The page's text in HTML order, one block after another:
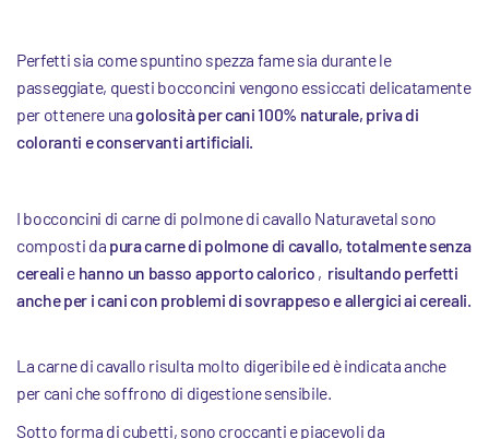
Perfetti sia come spuntino spezza fame sia durante le
passeggiate, questi bocconcini vengono essiccati delicatamente
per ottenere unagolosità per cani 100% naturale, priva di
coloranti e conservanti artificiali.
I bocconcini di carne di polmone di cavallo Naturavetal sono
composti da pura carne di polmone di cavallo, totalmente senza
cereali e hanno un basso apporto calorico , risultando perfetti
anche per i cani con problemi di sovrappeso e allergici ai cereali.
La carne di cavallo risulta molto digeribile ed è indicata anche
per cani che soffrono di digestione sensibile.
Sotto forma di cubetti, sono croccanti e piacevoli da